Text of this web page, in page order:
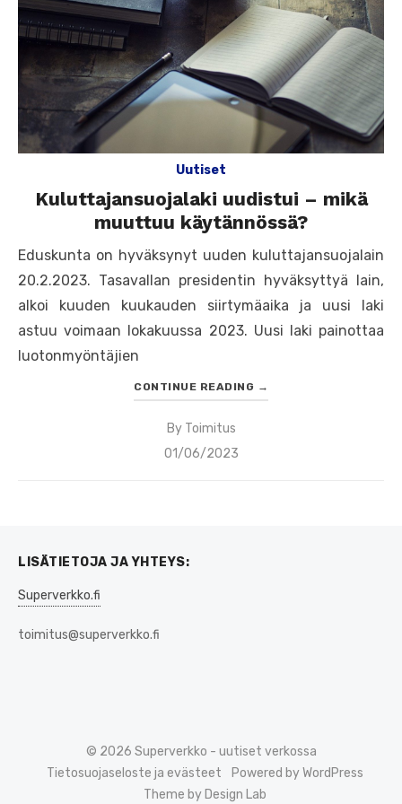
Uutiset
Kuluttajansuojalaki uudistui – mikä
muuttuu käytännössä?
Eduskunta on hyväksynyt uuden kuluttajansuojalain
20.2.2023. Tasavallan presidentin hyväksyttyä lain,
alkoi kuuden kuukauden siirtymäaika ja uusi laki
astuu voimaan lokakuussa 2023. Uusi laki painottaa
luotonmyöntäjien
CONTINUE READING →
By Toimitus
Posted
01/06/2023
LISÄTIETOJA JA YHTEYS:
Superverkko.fi
toimitus@superverkko.fi
© 2026 Superverkko - uutiset verkossa
Tietosuojaseloste ja evästeet
Powered by WordPress
Theme by Design Lab